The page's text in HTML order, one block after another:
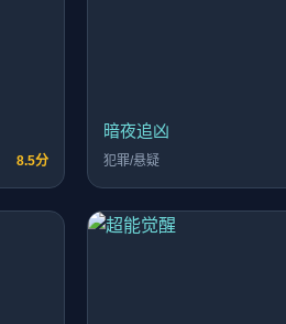
8.5分
暗夜追凶
犯罪/悬疑